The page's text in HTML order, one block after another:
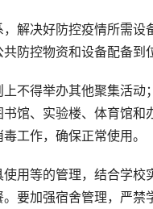
解决好防控疫情所需设
防控物资和设备配备到
不得举办其他聚集活动
馆、实验楼、体育馆和
工作，确保正常使用。
用等的管理，结合学校
要加强宿舍管理，严禁